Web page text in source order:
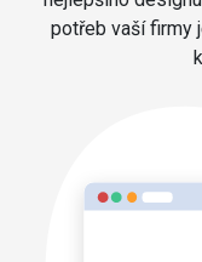
potřeb vaší firmy